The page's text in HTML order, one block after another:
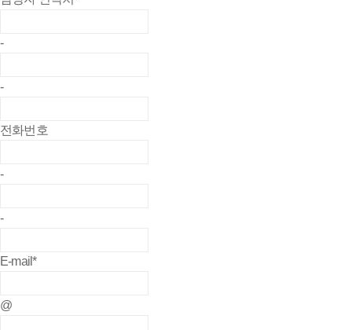
-
-
전화번호
-
-
E-mail*
@